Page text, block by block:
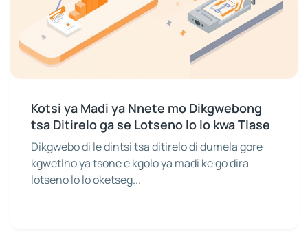
Kotsi ya Madi ya Nnete mo Dikgwebong
tsa Ditirelo ga se Lotseno lo lo kwa Tlase
Dikgwebo di le dintsi tsa ditirelo di dumela gore
kgwetlho ya tsone e kgolo ya madi ke go dira
lotseno lo lo oketseg...